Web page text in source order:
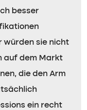
besser
würden sie nicht
auf dem Markt
die den Arm
ein recht